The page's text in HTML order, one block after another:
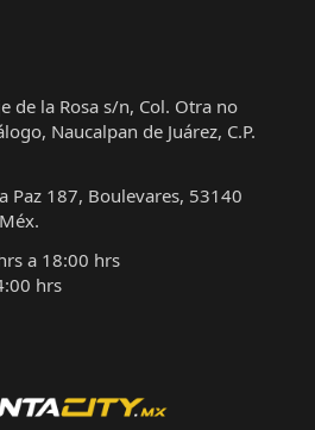
de la Rosa s/n, Col. Otra no
Naucalpan de Juárez, C.P.
Paz 187, Boulevares, 53140
a 18:00 hrs
hrs